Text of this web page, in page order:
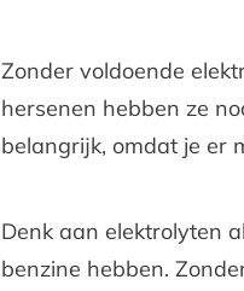
Zonder voldoende
hersenen hebben ze
belangrijk, omdat je er
Denk aan elektrolyten
benzine hebben.